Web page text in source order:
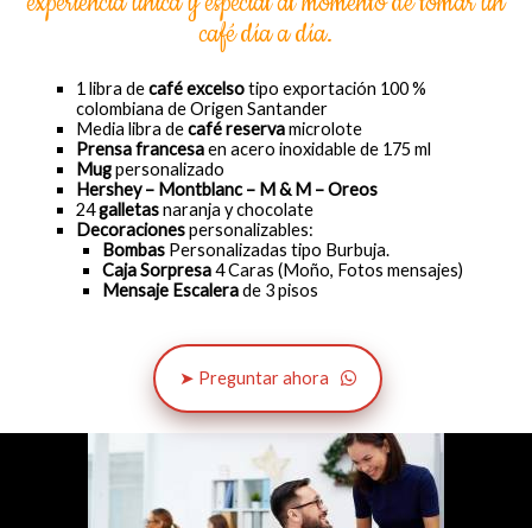
café día a día.
1 libra decafé excelsotipo exportación 100 %
colombiana de Origen Santander
Media libra decafé reservamicrolote
Prensa francesaen acero inoxidable de 175 ml
Mugpersonalizado
Hershey – Montblanc – M & M – Oreos
24galletasnaranja y chocolate
Decoracionespersonalizables:
BombasPersonalizadas tipo Burbuja.
Caja Sorpresa4 Caras (Moño, Fotos mensajes)
Mensaje Escalerade 3 pisos
➤ Preguntar ahora